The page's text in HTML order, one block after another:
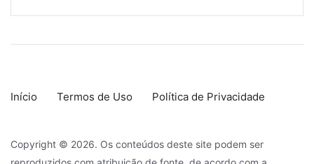
Início Termos de Uso Política de Privacidade
Copyright © 2026. Os conteúdos deste site podem ser